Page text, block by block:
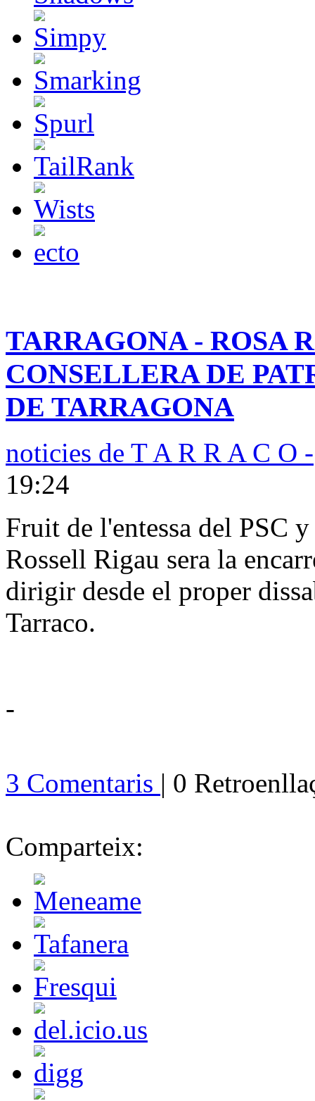
TARRAGONA - ROSA
CONSELLERA DE
DE TARRAGONA
noticies de T A R R A C O -
19:24
Fruit de l'entessa del PSC
Rossell Rigau sera la
dirigir desde el proper
Tarraco.
-
3 Comentaris | 0
Comparteix: